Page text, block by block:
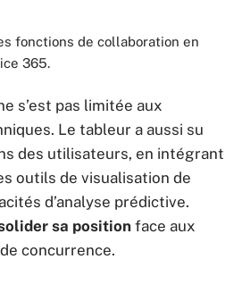
fonctions de collaboration en
365.
s’est pas limitée aux
Le tableur a aussi su
des utilisateurs, en intégrant
outils de visualisation de
d’analyse prédictive.
sa positionface aux
concurrence.